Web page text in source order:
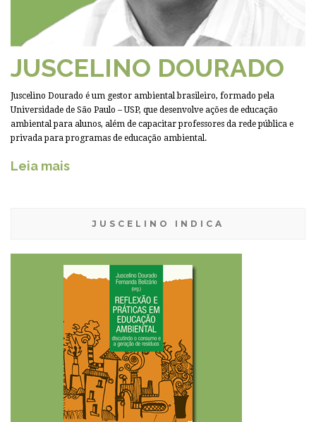
JUSCELINO DOURADO
Juscelino Dourado é um gestor ambiental brasileiro, formado pela
Universidade de São Paulo – USP, que desenvolve ações de educação
ambiental para alunos, além de capacitar professores da rede pública e
privada para programas de educação ambiental.
Leia mais
JUSCELINO INDICA